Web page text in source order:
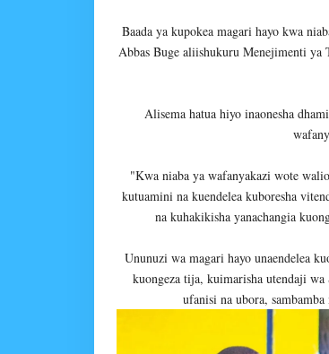
Baada ya kupokea magari hayo kwa
Abbas Buge aliishukuru Menejimenti ya
Alisema hatua hiyo inaonesha
"Kwa niaba ya wafanyakazi wote
kutuamini na kuendelea kuboresha
na kuhakikisha yanachangia
Ununuzi wa magari hayo unaendelea
kuongeza tija, kuimarisha utendaji
ufanisi na ubora,